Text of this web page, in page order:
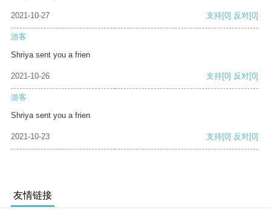
2021-10-27 支持[0] 反对[0]
游客
Shriya sent you a frien
2021-10-26 支持[0] 反对[0]
游客
Shriya sent you a frien
2021-10-23 支持[0] 反对[0]
友情链接